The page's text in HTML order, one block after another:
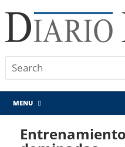
MENU